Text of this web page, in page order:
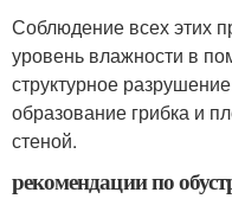
Соблюдение всех этих
уровень влажности в
структурное
образование грибка и
стеной.
рекомендации по